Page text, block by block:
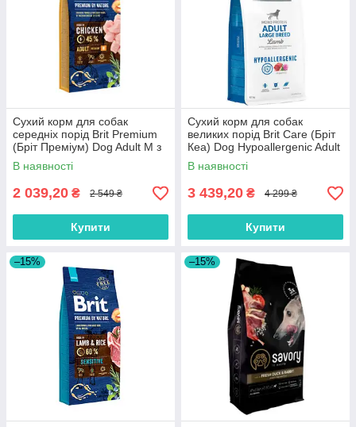
Сухий корм для собак
середніх порід Brit Premium
(Бріт Преміум) Dog Adult M з
куркою 15 кг
В наявності
2 039,20 ₴ 2 549 ₴
Купити
Сухий корм для собак
великих порід Brit Care (Бріт
Кеа) Dog Hypoallergenic Adult
Large Breed з ягням 12 кг
В наявності
3 439,20 ₴ 4 299 ₴
Купити
–15% –15%